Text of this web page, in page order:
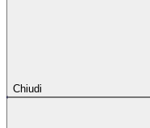
Chiudi